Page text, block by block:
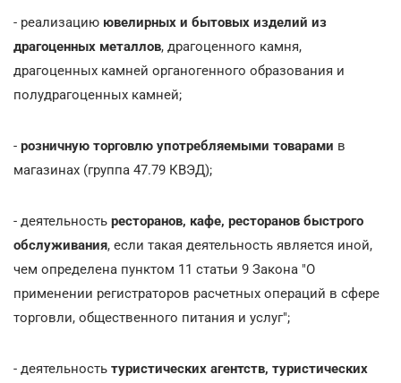
- реализацию ювелирных и бытовых изделий из
драгоценных металлов, драгоценного камня,
драгоценных камней органогенного образования и
полудрагоценных камней;
- розничную торговлю употребляемыми товарами в
магазинах (группа 47.79 КВЭД);
- деятельность ресторанов, кафе, ресторанов быстрого
обслуживания, если такая деятельность является иной,
чем определена пунктом 11 статьи 9 Закона "О
применении регистраторов расчетных операций в сфере
торговли, общественного питания и услуг";
- деятельность туристических агентств, туристических